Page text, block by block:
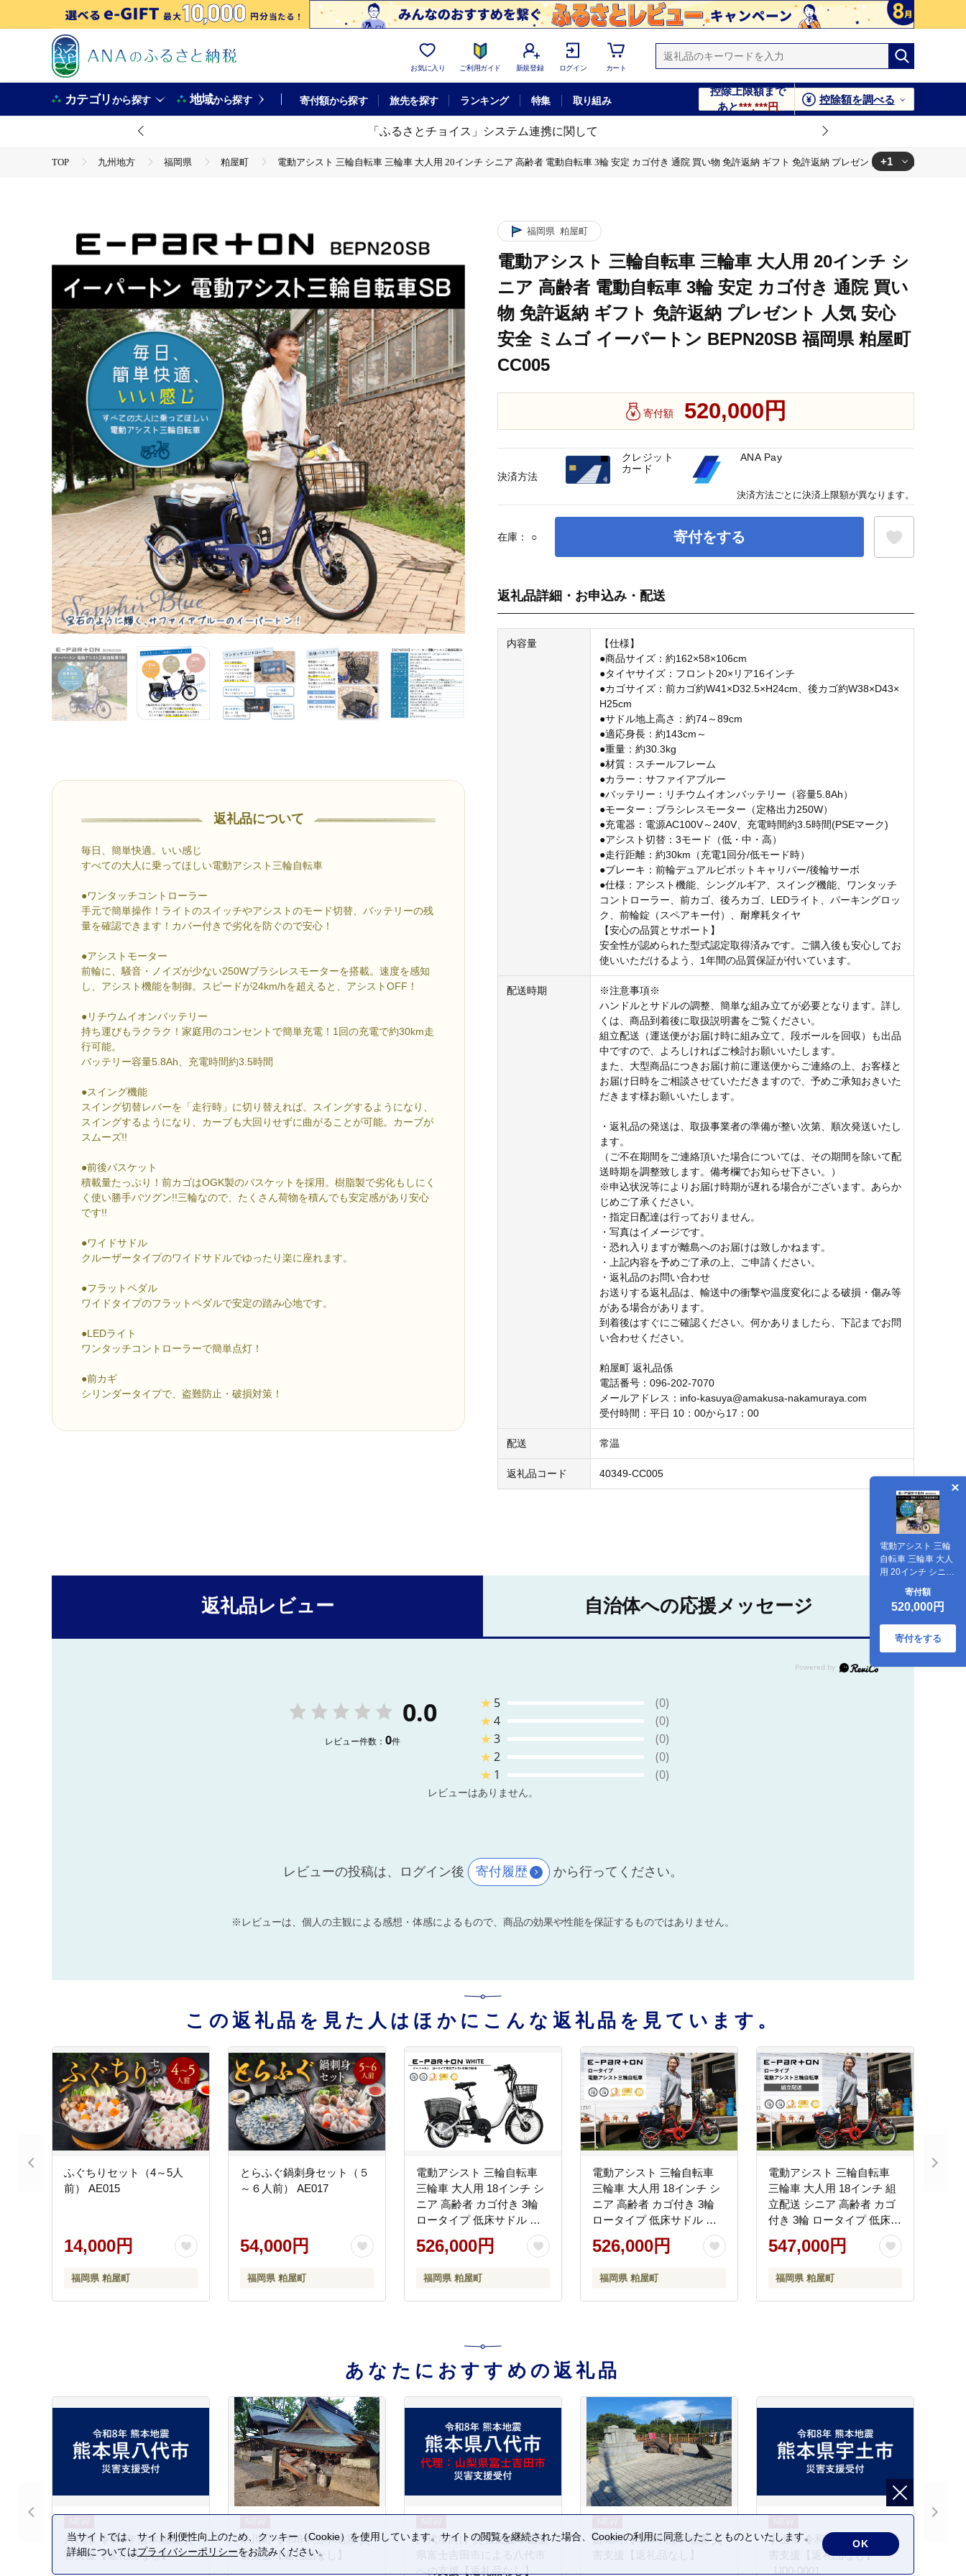
お気に入り ご利用ガイド 新規登録 ログイン カート
カテゴリから探す 地域から探す 寄付額から探す 旅先を探す ランキング 特集 取り組み
控除上限額まで
あと***,***円
控除額を調べる
「ふるさとチョイス」システム連携に関して
TOP 九州地方 福岡県 粕屋町
電動アシスト 三輪自転車 三輪車 大人用 20インチ シニア 高齢者 電動自転車 3輪 安定 カゴ付き 通院 買い物 免許返納 ギフト 免許返納 プレゼント 人気 安心 安全 ミム
+1
返礼品について
毎日、簡単快適。いい感じ
すべての大人に乗ってほしい電動アシスト三輪自転車
●ワンタッチコントローラー
手元で簡単操作！ライトのスイッチやアシストのモード切替、バッテリーの残
量を確認できます！カバー付きで劣化を防ぐので安心！
●アシストモーター
前輪に、騒音・ノイズが少ない250Wブラシレスモーターを搭載。速度を感知
し、アシスト機能を制御。スピードが24km/hを超えると、アシストOFF！
●リチウムイオンバッテリー
持ち運びもラクラク！家庭用のコンセントで簡単充電！1回の充電で約30km走
行可能。
バッテリー容量5.8Ah、充電時間約3.5時間
●スイング機能
スイング切替レバーを「走行時」に切り替えれば、スイングするようになり、
スイングするようになり、カーブも大回りせずに曲がることが可能。カーブが
スムーズ!!
●前後バスケット
積載量たっぷり！前カゴはOGK製のバスケットを採用。樹脂製で劣化もしにく
く使い勝手バツグン!!三輪なので、たくさん荷物を積んでも安定感があり安心
です!!
●ワイドサドル
クルーザータイプのワイドサドルでゆったり楽に座れます。
●フラットペダル
ワイドタイプのフラットペダルで安定の踏み心地です。
●LEDライト
ワンタッチコントローラーで簡単点灯！
●前カギ
シリンダータイプで、盗難防止・破損対策！
福岡県 粕屋町
電動アシスト 三輪自転車 三輪車 大人用 20インチ シ
ニア 高齢者 電動自転車 3輪 安定 カゴ付き 通院 買い
物 免許返納 ギフト 免許返納 プレゼント 人気 安心
安全 ミムゴ イーパートン BEPN20SB 福岡県 粕屋町
CC005
寄付額 520,000円
在庫： ○ 寄付をする
電動アシスト 三輪
自転車 三輪車 大人
用 20インチ シニア
3輪 安定 カゴ付き
通院 買い物 免許返
納 ギフト 免許返納
プレゼント 人気 安
心 安全 ミムゴ イー
寄付額
520,000円
寄付をする
返礼品詳細・お申込み・配送
内容量
【仕様】
●商品サイズ：約162×58×106cm
●タイヤサイズ：フロント20×リア16インチ
●カゴサイズ：前カゴ約W41×D32.5×H24cm、後カゴ約W38×D43×
H25cm
●サドル地上高さ：約74～89cm
●適応身長：約143cm～
●重量：約30.3kg
●材質：スチールフレーム
●カラー：サファイアブルー
●バッテリー：リチウムイオンバッテリー（容量5.8Ah）
●モーター：ブラシレスモーター（定格出力250W）
●充電器：電源AC100V～240V、充電時間約3.5時間(PSEマーク)
●アシスト切替：3モード（低・中・高）
●走行距離：約30km（充電1回分/低モード時）
●ブレーキ：前輪デュアルピボットキャリパー/後輪サーボ
●仕様：アシスト機能、シングルギア、スイング機能、ワンタッチ
コントローラー、前カゴ、後ろカゴ、LEDライト、パーキングロッ
ク、前輪錠（スペアキー付）、耐摩耗タイヤ
【安心の品質とサポート】
安全性が認められた型式認定取得済みです。ご購入後も安心してお
使いいただけるよう、1年間の品質保証が付いています。
配送時期
※注意事項※
ハンドルとサドルの調整、簡単な組み立てが必要となります。詳し
くは、商品到着後に取扱説明書をご覧ください。
組立配送（運送便がお届け時に組み立て、段ボールを回収）も出品
中ですので、よろしければご検討お願いいたします。
また、大型商品につきお届け前に運送便からご連絡の上、お客様と
お届け日時をご相談させていただきますので、予めご承知おきいた
だきます様お願いいたします。
・返礼品の発送は、取扱事業者の準備が整い次第、順次発送いたし
ます。
（ご不在期間をご連絡頂いた場合については、その期間を除いて配
送時期を調整致します。備考欄でお知らせ下さい。）
※申込状況等によりお届け時期が遅れる場合がございます。あらか
じめご了承ください。
・指定日配達は行っておりません。
・写真はイメージです。
・恐れ入りますが離島へのお届けは致しかねます。
・上記内容を予めご了承の上、ご申請ください。
・返礼品のお問い合わせ
お送りする返礼品は、輸送中の衝撃や温度変化による破損・傷み等
がある場合があります。
到着後はすぐにご確認ください。何かありましたら、下記までお問
い合わせください。
粕屋町 返礼品係
電話番号：096-202-7070
メールアドレス：info-kasuya@amakusa-nakamuraya.com
受付時間：平日 10：00から17：00
配送 常温
返礼品コード 40349-CC005
決済方法
クレジット
カード
ANA Pay
決済方法ごとに決済上限額が異なります。
返礼品レビュー 自治体への応援メッセージ
0.0
レビュー件数： 0件
★ 5
(0)
★4
(0)
★3
(0)
★2
(0)
★ 1 (0)
レビューはありません。
レビューの投稿は、ログイン後 寄付履歴 から行ってください。
※レビューは、個人の主観による感想・体感によるもので、商品の効果や性能を保証するものではありません。
この返礼品を見た人はほかにこんな返礼品を見ています。
ふぐちりセット（4～5人
前） AE015
14,000円
福岡県 粕屋町
とらふぐ鍋刺身セット（５
～６人前） AE017
54,000円
福岡県 粕屋町
電動アシスト 三輪自転車
三輪車 大人用 18インチ シ
ニア 高齢者 カゴ付き 3輪
ロータイプ 低床サドル 安
定 通院 買い物 免許返納 ギ
フト プレゼント 人気 安心
BEPN18-WH 福岡県 粕屋町
CC003
526,000円
福岡県 粕屋町
電動アシスト 三輪自転車
三輪車 大人用 18インチ シ
ニア 高齢者 カゴ付き 3輪
ロータイプ 低床サドル 安
定 通院 買い物 免許返納 ギ
フト プレゼント 人気 安心
BEPN18 福岡県 粕屋町
CC001
526,000円
福岡県 粕屋町
電動アシスト 三輪自転車
三輪車 大人用 18インチ 組
立配送 シニア 高齢者 カゴ
付き 3輪 ロータイプ 低床サ
ドル 安定 通院 買い物 ギフ
ト 免許返納 プレゼント 人
ートン BEPN18 福岡県 粕
屋町 CC002
547,000円
福岡県 粕屋町
あなたにおすすめの返礼品
八代市 令和8年熊本地震 災
害支援【返礼品なし】
氷川町 令和8年熊本地震 災
害支援【返礼品なし】
八代市向け 災害支援※山梨
県富士吉田市による八代市
への支援【返礼品なし】
益城町 令和8年熊本地震 災
害支援【返礼品なし】
宇土市 令和8年熊本地震 災
害支援【返礼品なし】
_U00-0001
当サイトでは、サイト利便性向上のため、クッキー（Cookie）を使用しています。サイトの閲覧を継続された場合、Cookieの利用に同意したことものといたします。
詳細についてはプライバシーポリシーをお読みください。
OK